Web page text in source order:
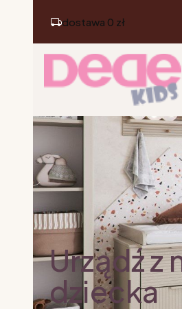
dostawa 0 zł
Urządź z
dziecka